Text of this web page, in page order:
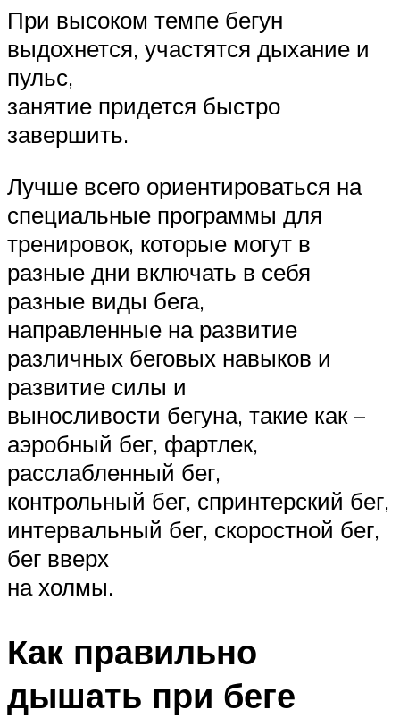
При высоком темпе бегун
выдохнется, участятся дыхание и
пульс,
занятие придется быстро
завершить.
Лучше всего ориентироваться на
специальные программы для
тренировок, которые могут в
разные дни включать в себя
разные виды бега,
направленные на развитие
различных беговых навыков и
развитие силы и
выносливости бегуна, такие как –
аэробный бег, фартлек,
расслабленный бег,
контрольный бег, спринтерский бег,
интервальный бег, скоростной бег,
бег вверх
на холмы.
Как правильно
дышать при беге